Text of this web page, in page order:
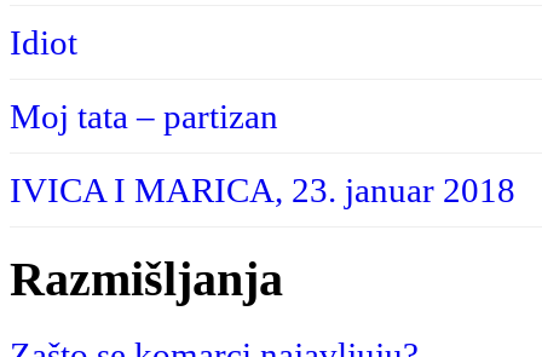
Idiot
Moj tata – partizan
IVICA I MARICA, 23. januar 2018
Razmišljanja